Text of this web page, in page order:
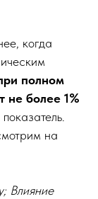
когда
полном
не более 1%
на
Влияние